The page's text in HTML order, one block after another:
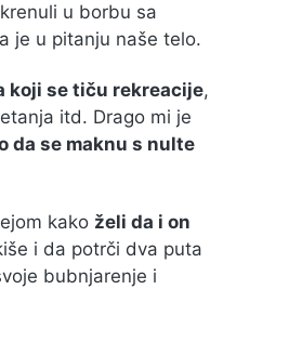
u borbu sa
je u pitanju naše telo.
koji se tiču rekreacije,
itd. Drago mi je
da se maknu s nulte
kako želi da i on
i da potrči dva puta
bubnjarenje i